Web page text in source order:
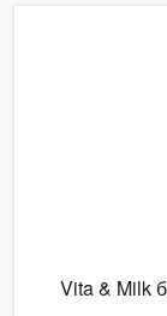
Vita & Milk